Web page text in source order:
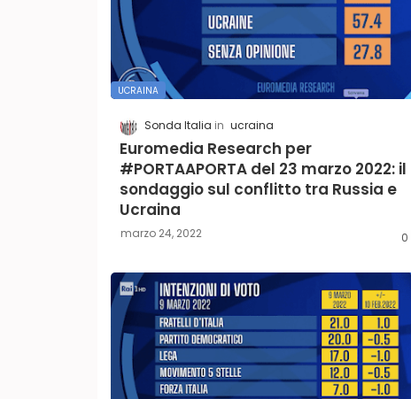
UCRAINA
Sonda Italia ucraina
Euromedia Research per
#PORTAAPORTA del 23 marzo 2022: il
sondaggio sul conflitto tra Russia e
Ucraina
marzo 24, 2022 0